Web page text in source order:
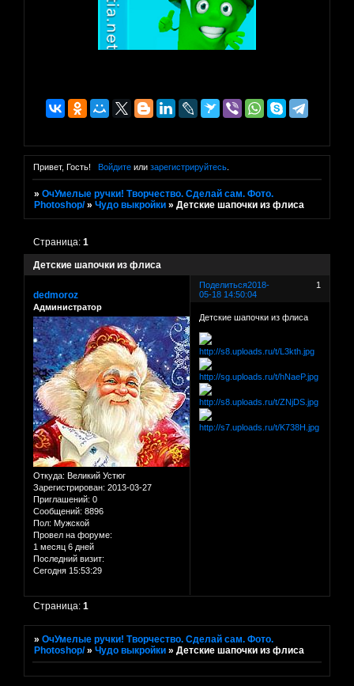
Привет, Гость! Войдитеили зарегистрируйтесь.
»ОчУмелые ручки! Творчество. Сделай сам. Фото.
Photoshop/ »Чудо выкройки »Детские шапочки из флиса
Детские шапочки из флиса
Страница:1
Поделиться 1
2018-
05-18 14:50:04
dedmoroz
Администратор
Откуда: Великий Устюг
Зарегистрирован: 2013-03-27
Приглашений: 0
Сообщений: 8896
Пол: Мужской
Провел на форуме:
1 месяц 6 дней
Последний визит:
Сегодня 15:53:29
Детские шапочки из флиса
Страница:1
»ОчУмелые ручки! Творчество. Сделай сам. Фото.
Photoshop/ »Чудо выкройки »Детские шапочки из флиса